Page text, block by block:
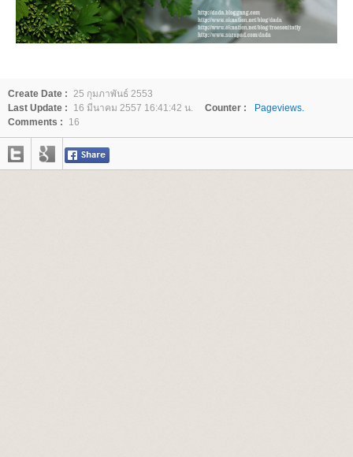
Create Date : 25 กุมภาพันธ์ 2553
Last Update :
16 มีนาคม 2557 16:41:42 น. Counter :
Pageviews.
Comments :
16